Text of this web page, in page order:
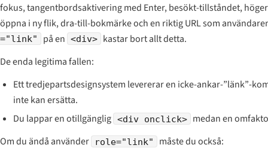
fokus, tangentbordsaktivering med Enter, besökt-tillståndet,
öppna i ny flik, dra-till-bokmärke och en riktig URL som
="link" på en <div> kastar bort allt detta.
De enda legitima fallen:
Ett tredjepartsdesignsystem levererar en icke-ankar-”länk”-
inte kan ersätta.
Du lappar en otillgänglig <div onclick>
medan en
Om du ändå använder
role="link"
måste du också: